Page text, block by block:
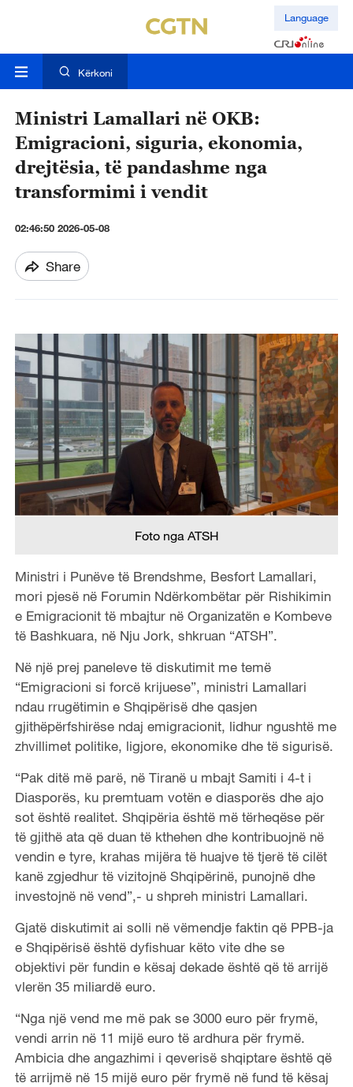
Language
Kërkoni
Ministri Lamallari në OKB:
Emigracioni, siguria, ekonomia,
drejtësia, të pandashme nga
transformimi i vendit
02:46:50 2026-05-08
Share
Foto nga ATSH
Ministri i Punëve të Brendshme, Besfort Lamallari,
mori pjesë në Forumin Ndërkombëtar për Rishikimin
e Emigracionit të mbajtur në Organizatën e Kombeve
të Bashkuara, në Nju Jork, shkruan “ATSH”.
Në një prej paneleve të diskutimit me temë
“Emigracioni si forcë krijuese”, ministri Lamallari
ndau rrugëtimin e Shqipërisë dhe qasjen
gjithëpërfshirëse ndaj emigracionit, lidhur ngushtë me
zhvillimet politike, ligjore, ekonomike dhe të sigurisë.
“Pak ditë më parë, në Tiranë u mbajt Samiti i 4-t i
Diasporës, ku premtuam votën e diasporës dhe ajo
sot është realitet. Shqipëria është më tërheqëse për
të gjithë ata që duan të kthehen dhe kontribuojnë në
vendin e tyre, krahas mijëra të huajve të tjerë të cilët
kanë zgjedhur të vizitojnë Shqipërinë, punojnë dhe
investojnë në vend”,- u shpreh ministri Lamallari.
Gjatë diskutimit ai solli në vëmendje faktin që PPB-ja
e Shqipërisë është dyfishuar këto vite dhe se
objektivi për fundin e kësaj dekade është që të arrijë
vlerën 35 miliardë euro.
“Nga një vend me më pak se 3000 euro për frymë,
vendi arrin në 11 mijë euro të ardhura për frymë.
Ambicia dhe angazhimi i qeverisë shqiptare është që
të arrijmë në 15 mijë euro për frymë në fund të kësaj